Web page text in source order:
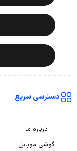
دسترسی سریع
درباره ما
گوشی موبایل